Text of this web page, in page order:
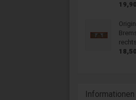
Informationen